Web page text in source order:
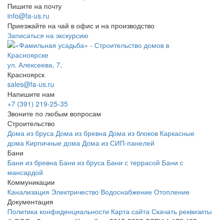
Пишите на почту
info@fa-us.ru
Приезжайте на чай в офис и на производство
Записаться на экскурсию
ул. Алексеева, 7,
Красноярск
sales@fa-us.ru
Напишите нам
+7 (391) 219-25-35
Звоните по любым вопросам
Строительство
Дома из бруса Дома из бревна Дома из блоков Каркасные
дома Кирпичные дома Дома из СИП-панелей
Бани
Бани из бревна Бани из бруса Бани с террасой Бани с
мансардой
Коммуникации
Канализация Электричество Водоснабжение Отопление
Документация
Политика конфиденциальности Карта сайта Скачать реквизиты